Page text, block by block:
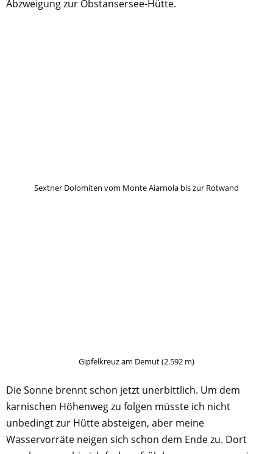
Abzweigung zur Obstansersee-Hütte.
Sextner Dolomiten vom Monte Aiarnola bis zur Rotwand
Gipfelkreuz am Demut (2.592 m)
Die Sonne brennt schon jetzt unerbittlich. Um dem
karnischen Höhenweg zu folgen müsste ich nicht
unbedingt zur Hütte absteigen, aber meine
Wasservorräte neigen sich schon dem Ende zu. Dort